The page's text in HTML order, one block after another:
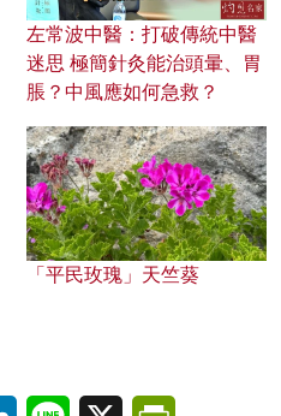
左常波中醫：打破傳統中醫
迷思 極簡針灸能治頭暈、胃
脹？中風應如何急救？
「平民玫瑰」天竺葵
LinkedInLine X